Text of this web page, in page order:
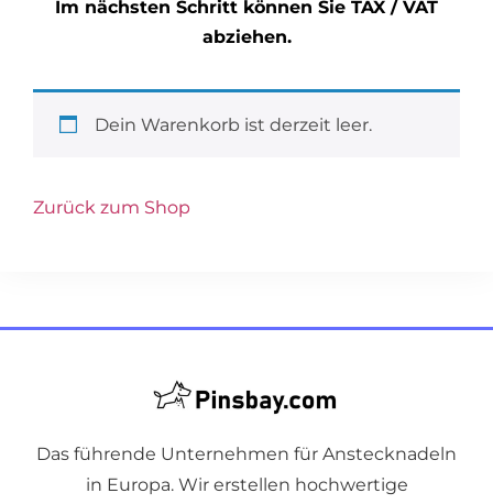
Im nächsten Schritt können Sie TAX / VAT
abziehen.
Dein Warenkorb ist derzeit leer.
Zurück zum Shop
Das führende Unternehmen für Anstecknadeln
in Europa. Wir erstellen hochwertige